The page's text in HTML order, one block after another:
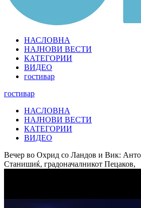
НАСЛОВНА
НАЈНОВИ ВЕСТИ
КАТЕГОРИИ
ВИДЕО
гостивар
гостивар
НАСЛОВНА
НАЈНОВИ ВЕСТИ
КАТЕГОРИИ
ВИДЕО
Вечер во Охрид со Ландов и Вик:
Станишиќ, градоначалникот Пецаков,